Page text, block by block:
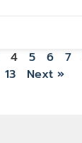
4 5 6 7
13 Next »